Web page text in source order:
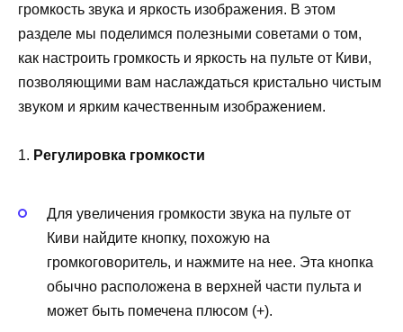
громкость звука и яркость изображения. В этом
разделе мы поделимся полезными советами о том,
как настроить громкость и яркость на пульте от Киви,
позволяющими вам наслаждаться кристально чистым
звуком и ярким качественным изображением.
1. Регулировка громкости
Для увеличения громкости звука на пульте от
Киви найдите кнопку, похожую на
громкоговоритель, и нажмите на нее. Эта кнопка
обычно расположена в верхней части пульта и
может быть помечена плюсом (+).